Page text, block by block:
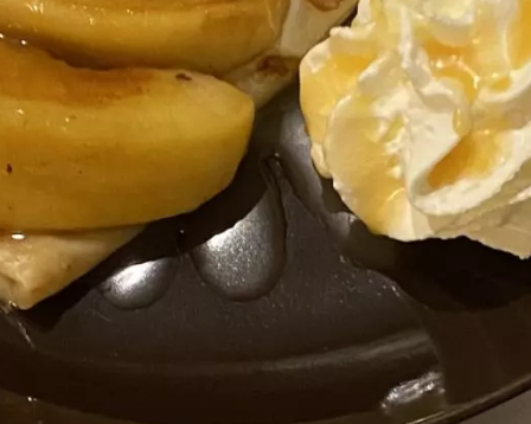
Nos politique de confidentialité